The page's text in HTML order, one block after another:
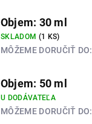
Objem: 30 ml
SKLADOM (1 KS)
MÔŽEME DORUČIŤ DO:
Objem: 50 ml
U DODÁVATEĽA
MÔŽEME DORUČIŤ DO: